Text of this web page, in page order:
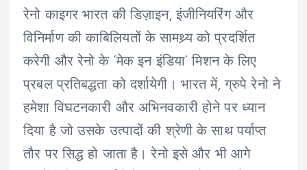
रेनो काइगर भारत की डिज़ाइन, इंजीनियरिंग और
विनिर्माण की काबिलियतों के सामथ्र्य को प्रदर्शित
करेगी और रेनो के ‘मेक इन इंडिया’ मिशन के लिए
प्रबल प्रतिबद्धता को दर्शायेगी। भारत में, ग्रुपे रेनो ने
हमेशा विघटनकारी और अभिनवकारी होने पर ध्यान
दिया है जो उसके उत्पादों की श्रेणी के साथ पर्याप्त
तौर पर सिद्ध हो जाता है। रेनो इसे और भी आगे